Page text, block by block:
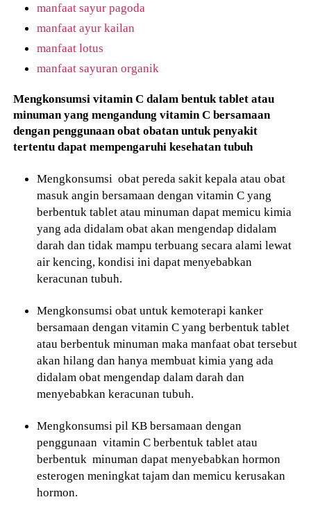
manfaat sayur pagoda
manfaat ayur kailan
manfaat lotus
manfaat sayuran organik
Mengkonsumsi vitamin C dalam bentuk tablet atau
minuman yang mengandung vitamin C bersamaan
dengan penggunaan obat obatan untuk penyakit
tertentu dapat mempengaruhi kesehatan tubuh
Mengkonsumsi obat pereda sakit kepala atau obat
masuk angin bersamaan dengan vitamin C yang
berbentuk tablet atau minuman dapat memicu kimia
yang ada didalam obat akan mengendap didalam
darah dan tidak mampu terbuang secara alami lewat
air kencing, kondisi ini dapat menyebabkan
keracunan tubuh.
Mengkonsumsi obat untuk kemoterapi kanker
bersamaan dengan vitamin C yang berbentuk tablet
atau berbentuk minuman maka manfaat obat tersebut
akan hilang dan hanya membuat kimia yang ada
didalam obat mengendap dalam darah dan
menyebabkan keracunan tubuh.
Mengkonsumsi pil KB bersamaan dengan
penggunaan vitamin C berbentuk tablet atau
berbentuk minuman dapat menyebabkan hormon
esterogen meningkat tajam dan memicu kerusakan
hormon.